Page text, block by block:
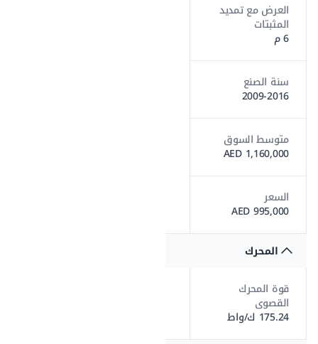
العرض مع تمديد
المثبتات
6 م
سنة الصنع
2009-2016
متوسط السوق
1,160,000 AED
السعر
995,000 AED
المحرك
قوة المحرك
القصوى
175.24 ك/واط